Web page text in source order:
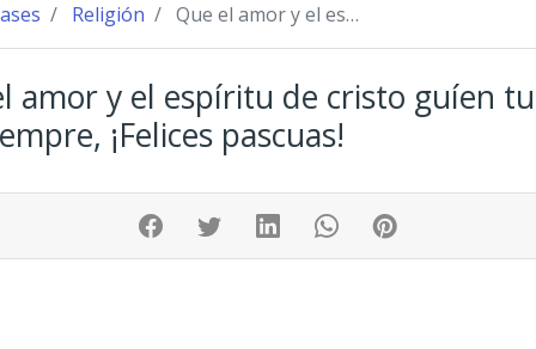
Religión Que el amor y el espíritu de cristo guíen tu vid
amor y el espíritu de cristo guíen
¡Felices pascuas!